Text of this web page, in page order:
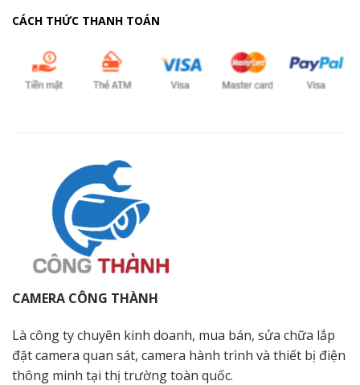
CÁCH THỨC THANH TOÁN
CAMERA CÔNG THÀNH
Là công ty chuyên kinh doanh, mua bán, sửa chữa lắp
đặt camera quan sát, camera hành trình và thiết bị điện
thông minh tại thị trường toàn quốc.